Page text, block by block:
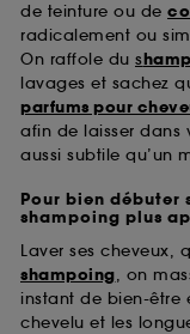
de teinture ou de
radicalement ou
On raffole du s
lavages et sachez
parfums pour
afin de laisser dans
aussi subtile qu’un
Pour bien débuter
shampoing plus
Laver ses cheveux,
shampoing, on
instant de bien-être
chevelu et les